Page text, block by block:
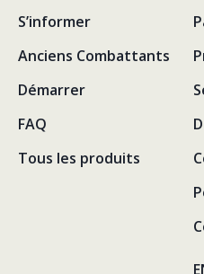
S’informer
Anciens Combattants
Démarrer
FAQ
Tous les produits